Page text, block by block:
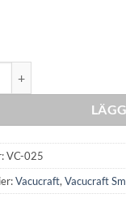
VC-025
Vacucraft, Vacucraft